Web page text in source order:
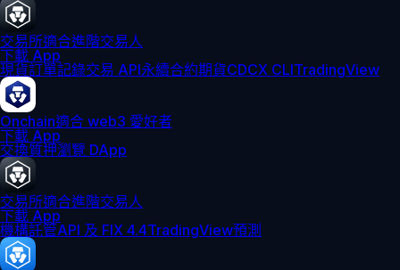
交易所適合進階交易人
下載 App
現貨訂單記錄交易 API永續合約期貨CDCX CLITradingView
Onchain適合 web3 愛好者
下載 App
交換質押瀏覽 DApp
交易所適合進階交易人
下載 App
機構託管API 及 FIX 4.4TradingView預測